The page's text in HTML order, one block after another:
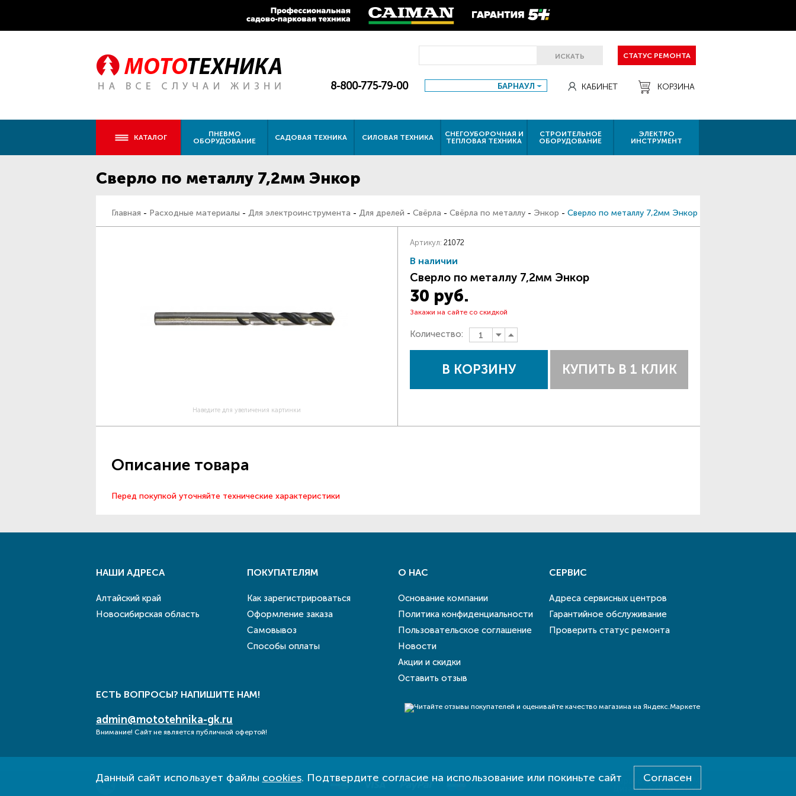
ИСКАТЬ СТАТУС РЕМОНТА
8-800-775-79-00 БАРНАУЛ КАБИНЕТ КОРЗИНА
КАТАЛОГ
ПНЕВМО
ОБОРУДОВАНИЕ
САДОВАЯ ТЕХНИКА СИЛОВАЯ ТЕХНИКА
СНЕГОУБОРОЧНАЯ И
ТЕПЛОВАЯ ТЕХНИКА
СТРОИТЕЛЬНОЕ
ОБОРУДОВАНИЕ
ЭЛЕКТРО
ИНСТРУМЕНТ
Сверло по металлу 7,2мм Энкор
Главная - Расходные материалы - Для электроинструмента - Для дрелей - Свёрла - Свёрла по металлу - Энкор - Сверло по металлу 7,2мм Энкор
Наведите для увеличения картинки
Артикул: 21072
В наличии
Сверло по металлу 7,2мм Энкор
30 руб.
Закажи на сайте со скидкой
Количество:
В КОРЗИНУ КУПИТЬ В 1 КЛИК
Описание товара
Перед покупкой уточняйте технические характеристики
Данный сайт использует файлы cookies. Подтвердите согласие на использование или покиньте сайт Согласен
НАШИ АДРЕСА
Алтайский край
Новосибирская область
ПОКУПАТЕЛЯМ
Как зарегистрироваться
Оформление заказа
Самовывоз
Способы оплаты
О НАС
Основание компании
Политика конфиденциальности
Пользовательское соглашение
Новости
Акции и скидки
Оставить отзыв
СЕРВИС
Адреса сервисных центров
Гарантийное обслуживание
Проверить статус ремонта
ЕСТЬ ВОПРОСЫ? НАПИШИТЕ НАМ!
admin@mototehnika-gk.ru
Внимание! Сайт не является публичной офертой!
Разработка - E-SYSTEM
Дизайн - DAB.CREATIVE